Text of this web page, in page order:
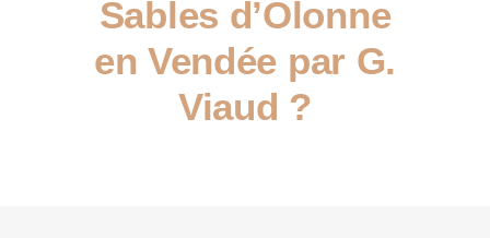
Sables d’Olonne
en Vendée par G.
Viaud ?